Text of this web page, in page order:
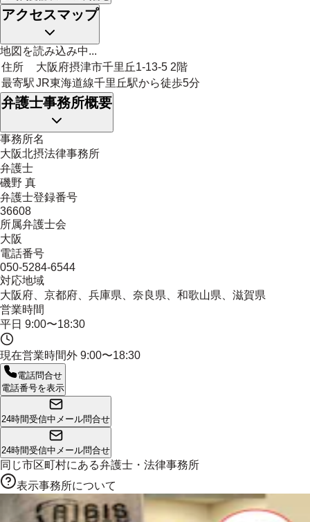
アクセスマップ
地図を読み込み中...
住所
大阪府摂津市千里丘1-13-5 2階
最寄駅JR東海道線千里丘駅から徒歩5分
弁護士事務所概要
事務所名
大阪北摂法律事務所
弁護士
磯野 真
弁護士登録番号
36608
所属弁護士会
大阪
電話番号
050-5284-6544
対応地域
大阪府、京都府、兵庫県、奈良県、和歌山県、滋賀県
営業時間
平日 9:00〜18:30
現在営業時間外 9:00〜18:30
電話問合せ
電話番号を表示
24時間受信中 メール問合せ
24時間受信中 メール問合せ
同じ市区町村にある弁護士・法律事務所
表示事務所について